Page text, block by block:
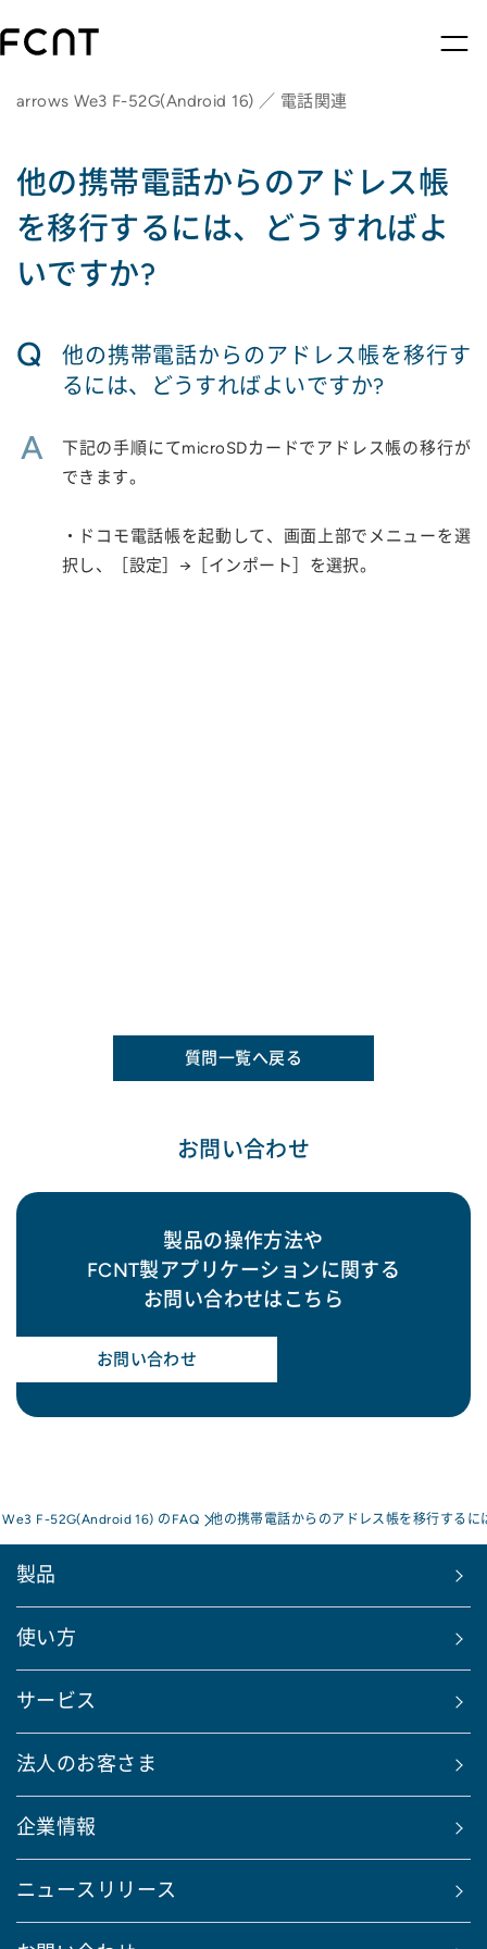
arrows We3 F-52G(Android 16) ／ 電話関連
他の携帯電話からのアドレス帳
を移行するには、どうすればよ
いですか?
Q
他の携帯電話からのアドレス帳を移行す
るには、どうすればよいですか?
A
下記の手順にてmicroSDカードでアドレス帳の移行が
できます。
・ドコモ電話帳を起動して、画面上部でメニューを選
択し、［設定］→［インポート］を選択。
質問一覧へ戻る
お問い合わせ
製品の操作方法や
FCNT製アプリケーションに関する
お問い合わせはこちら
お問い合わせ
F-52G(Android 16) のFAQ 他の携帯電話からのアドレス帳を移行するに
製品
使い方
サービス
法人のお客さま
企業情報
ニュースリリース